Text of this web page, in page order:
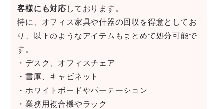
客様にも対応 しております。
特に、オフィス家具や什器の回収を得意としてお
り、以下のようなアイテムもまとめて処分可能で
す。
・デスク、オフィスチェア
・書庫、キャビネット
・ホワイトボードやパーテーション
・業務用複合機やラック